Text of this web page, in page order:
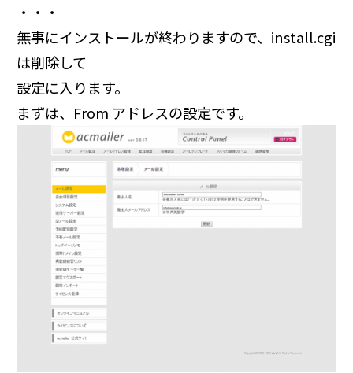
・・・
無事にインストールが終わりますので、install.cgi
は削除して
設定に入ります。
まずは、From アドレスの設定です。